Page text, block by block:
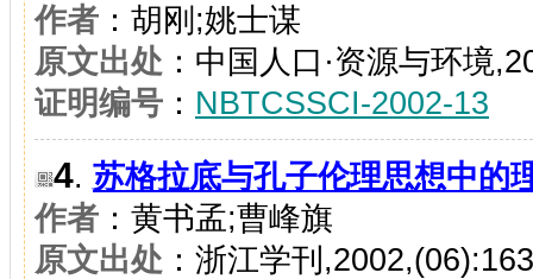
作者 ：胡刚;姚士谋
原文出处 ：中国人口·资源与环境
证明编号 ： NBTCSSCI-2002-13
4. 苏格拉底与孔子伦理思想中的
作者 ：黄书孟;曹峰旗
原文出处 ：浙江学刊